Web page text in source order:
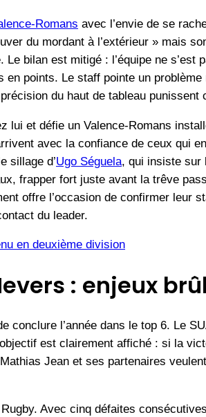
Romans avec l’envie de se
du mordant à l’extérieur » mais
bilan est mitigé : l’équipe ne s’est
points. Le staff pointe un
du haut de tableau punissent
et défie un Valence-Romans
avec la confiance de ceux qui
sillage d’Ugo Séguela, qui insiste sur
frapper fort juste avant la trêve
offre l’occasion de confirmer leur
du leader.
en deuxième division
: enjeux
conclure l’année dans le top 6. Le
est clairement affiché : si la
Jean et ses partenaires
Avec cinq défaites